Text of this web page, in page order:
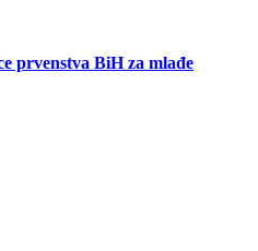
prvenstva BiH za mlađe